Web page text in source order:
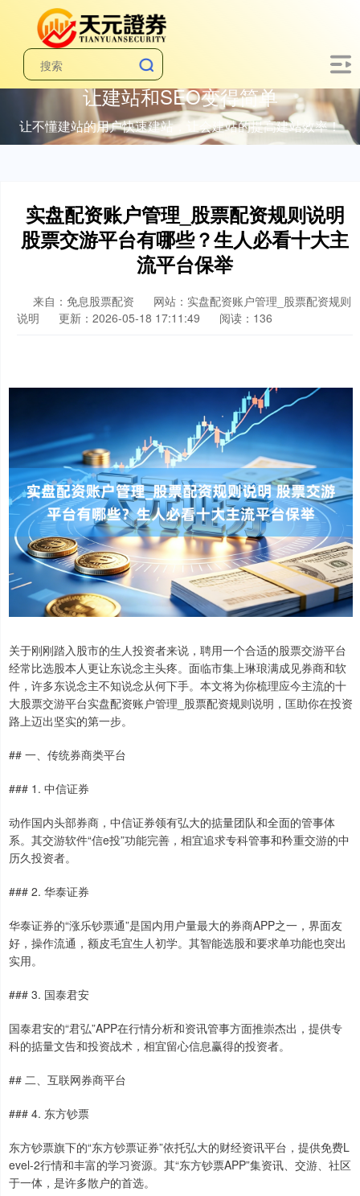
让建站和SEO变得简单
让不懂建站的用户快速建站，让会建站的提高建站效率！
实盘配资账户管理_股票配资规则说明
股票交游平台有哪些？生人必看十大主
流平台保举
来自：免息股票配资
网站：实盘配资账户管理_股票配资规则
说明
更新：2026-05-18 17:11:49 阅读：136
关于刚刚踏入股市的生人投资者来说，聘用一个合适的股票交游平台
经常比选股本人更让东说念主头疼。面临市集上琳琅满成见券商和软
件，许多东说念主不知说念从何下手。本文将为你梳理应今主流的十
大股票交游平台实盘配资账户管理_股票配资规则说明，匡助你在投资
路上迈出坚实的第一步。
## 一、传统券商类平台
### 1. 中信证券
动作国内头部券商，中信证券领有弘大的掂量团队和全面的管事体
系。其交游软件“信e投”功能完善，相宜追求专科管事和矜重交游的中
历久投资者。
### 2. 华泰证券
华泰证券的“涨乐钞票通”是国内用户量最大的券商APP之一，界面友
好，操作流通，额皮毛宜生人初学。其智能选股和要求单功能也突出
实用。
### 3. 国泰君安
国泰君安的“君弘”APP在行情分析和资讯管事方面推崇杰出，提供专
科的掂量文告和投资战术，相宜留心信息赢得的投资者。
## 二、互联网券商平台
### 4. 东方钞票
东方钞票旗下的“东方钞票证券”依托弘大的财经资讯平台，提供免费L
evel-2行情和丰富的学习资源。其“东方钞票APP”集资讯、交游、社区
于一体，是许多散户的首选。